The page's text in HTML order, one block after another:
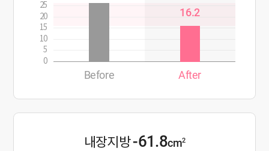
Before After
16.2
25
20
15
10
5
0
내장지방-61.8cm2